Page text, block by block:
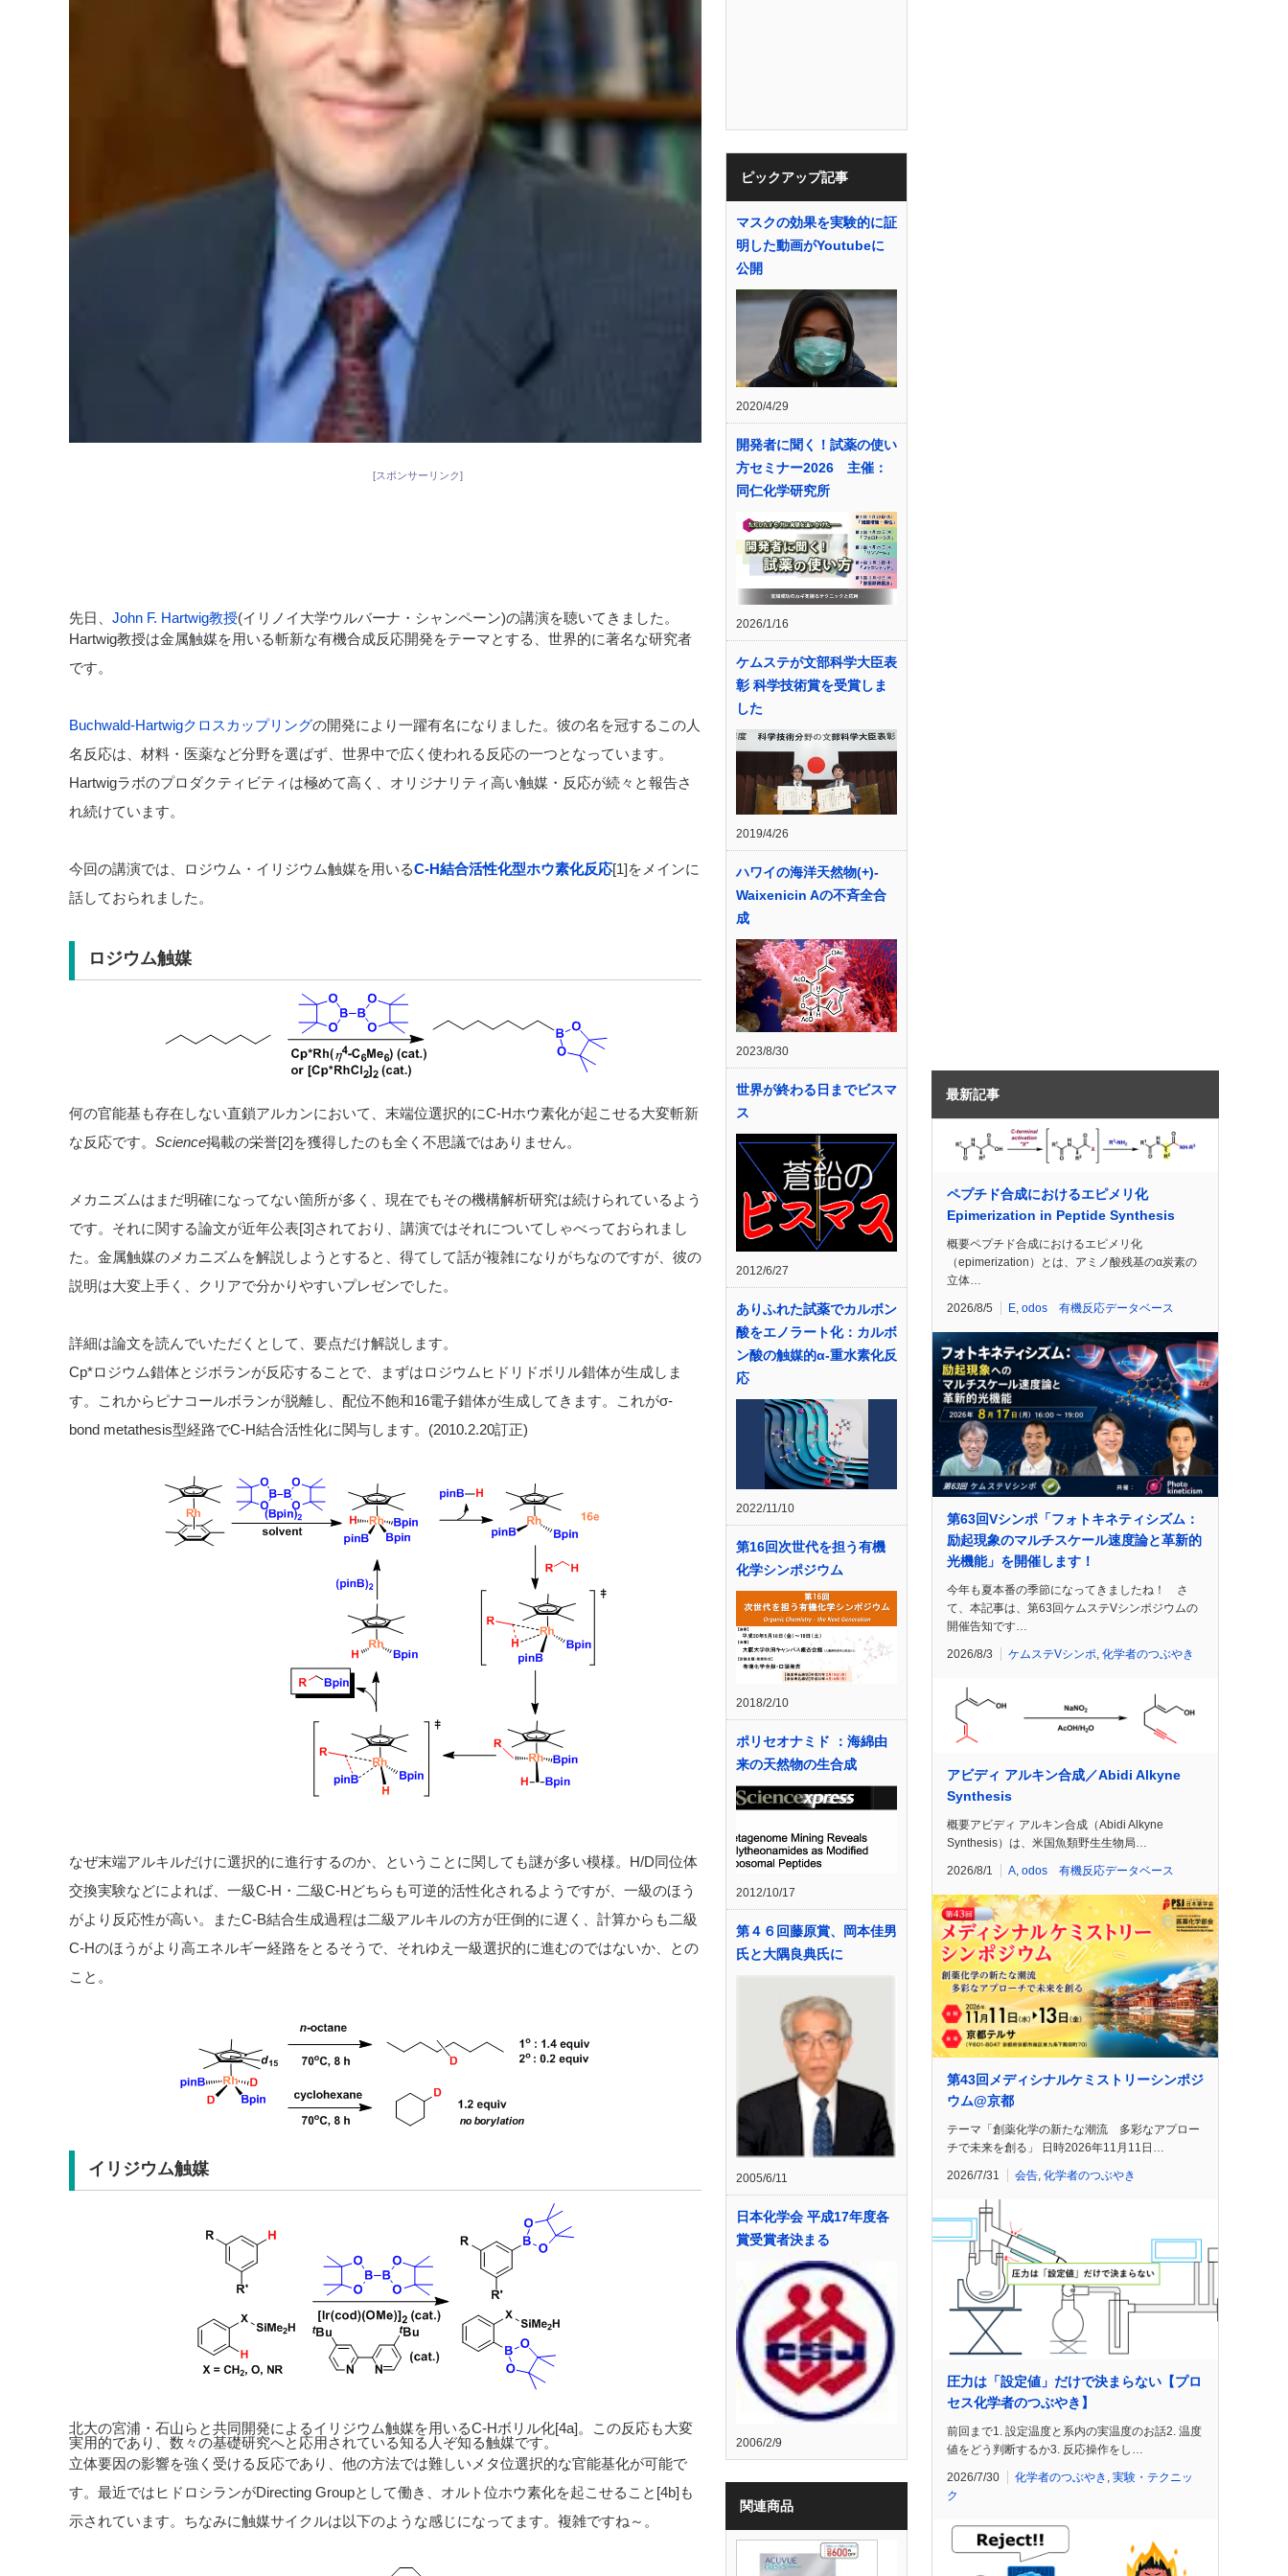
[スポンサーリンク]
先日、 John F. Hartwig教授(イリノイ大学ウルバーナ・シャンペーン)の講演を聴いてきました。
Hartwig教授は金属触媒を用いる斬新な有機合成反応開発をテーマとする、世界的に著名な研究者
です。
Buchwald-Hartwigクロスカップリングの開発により一躍有名になりました。彼の名を冠するこの人
名反応は、材料・医薬など分野を選ばず、世界中で広く使われる反応の一つとなっています。
Hartwigラボのプロダクティビティは極めて高く、オリジナリティ高い触媒・反応が続々と報告さ
れ続けています。
今回の講演では、ロジウム・イリジウム触媒を用いるC-H結合活性化型ホウ素化反応[1]をメインに
話しておられました。
ロジウム触媒
何の官能基も存在しない直鎖アルカンにおいて、末端位選択的にC-Hホウ素化が起こせる大変斬新
な反応です。 Science掲載の栄誉[2]を獲得したのも全く不思議ではありません。
メカニズムはまだ明確になってない箇所が多く、現在でもその機構解析研究は続けられているよう
です。それに関する論文が近年公表[3]されており、講演ではそれについてしゃべっておられまし
た。金属触媒のメカニズムを解説しようとすると、得てして話が複雑になりがちなのですが、彼の
説明は大変上手く、クリアで分かりやすいプレゼンでした。
詳細は論文を読んでいただくとして、要点だけ解説します。
Cp*ロジウム錯体とジボランが反応することで、まずはロジウムヒドリドボリル錯体が生成しま
す。これからピナコールボランが脱離し、配位不飽和16電子錯体が生成してきます。これがσ-
bond metathesis型経路でC-H結合活性化に関与します。(2010.2.20訂正)
なぜ末端アルキルだけに選択的に進行するのか、ということに関しても謎が多い模様。H/D同位体
交換実験などによれば、一級C-H・二級C-Hどちらも可逆的活性化されるようですが、一級のほう
がより反応性が高い。またC-B結合生成過程は二級アルキルの方が圧倒的に遅く、計算からも二級
C-Hのほうがより高エネルギー経路をとるそうで、それゆえ一級選択的に進むのではないか、との
こと。
イリジウム触媒
北大の宮浦・石山らと共同開発によるイリジウム触媒を用いるC-Hボリル化[4a]。この反応も大変
実用的であり、数々の基礎研究へと応用されている知る人ぞ知る触媒です。
立体要因の影響を強く受ける反応であり、他の方法では難しいメタ位選択的な官能基化が可能で
す。最近ではヒドロシランがDirecting Groupとして働き、オルト位ホウ素化を起こせること[4b]も
示されています。ちなみに触媒サイクルは以下のような感じになってます。複雑ですね～。
ピックアップ記事
マスクの効果を実験的に証
明した動画がYoutubeに
公開
2020/4/29
開発者に聞く！試薬の使い
方セミナー2026 主催：
同仁化学研究所
2026/1/16
ケムステが文部科学大臣表
彰 科学技術賞を受賞しま
した
2019/4/26
ハワイの海洋天然物(+)-
Waixenicin Aの不斉全合
成
2023/8/30
世界が終わる日までビスマ
ス
2012/6/27
ありふれた試薬でカルボン
酸をエノラート化：カルボ
ン酸の触媒的α-重水素化反
応
2022/11/10
第16回次世代を担う有機
化学シンポジウム
2018/2/10
ポリセオナミド ：海綿由
来の天然物の生合成
2012/10/17
第４６回藤原賞、岡本佳男
氏と大隅良典氏に
2005/6/11
日本化学会 平成17年度各
賞受賞者決まる
2006/2/9
関連商品
最新記事
ペプチド合成におけるエピメリ化
Epimerization in Peptide Synthesis
概要ペプチド合成におけるエピメリ化
（epimerization）とは、アミノ酸残基のα炭素の
立体…
2026/8/5 E, odos 有機反応データベース
第63回Vシンポ「フォトキネティシズム：
励起現象のマルチスケール速度論と革新的
光機能」を開催します！
今年も夏本番の季節になってきましたね！ さ
て、本記事は、第63回ケムステVシンポジウムの
開催告知です…
2026/8/3 ケムステVシンポ 化学者のつぶやき
アビディ アルキン合成／Abidi Alkyne
Synthesis
概要アビディ アルキン合成（Abidi Alkyne
Synthesis）は、米国魚類野生生物局…
2026/8/1 A odos 有機反応データベース
第43回メディシナルケミストリーシンポジ
ウム@京都
テーマ「創薬化学の新たな潮流 多彩なアプロー
チで未来を創る」 日時2026年11月11日…
2026/7/31 会告, 化学者のつぶやき
圧力は「設定値」だけで決まらない【プロ
セス化学者のつぶやき】
前回まで1. 設定温度と系内の実温度のお話2. 温度
値をどう判断するか3. 反応操作をし…
2026/7/30 化学者のつぶやき , 実験・テクニッ
ク